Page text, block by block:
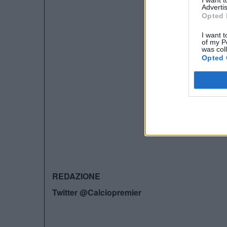
Opted
I want
of my
was
Opted
REDAZIONE
Twitter @Calciopremier